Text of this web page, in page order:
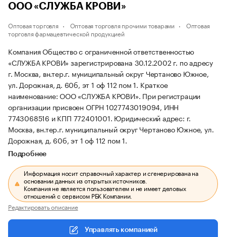
ООО «СЛУЖБА КРОВИ»
Оптовая торговля Оптовая торговля прочими товарами
Оптовая
торговля фармацевтической продукцией
Компания Общество с ограниченной ответственностью
«СЛУЖБА КРОВИ» зарегистрирована 30.12.2002 г. по адресу
г. Москва, вн.тер.г. муниципальный округ Чертаново Южное,
ул. Дорожная, д. 60б, эт 1 оф 112 пом 1. Краткое
наименование: ООО «СЛУЖБА КРОВИ». При регистрации
организации присвоен ОГРН 1027743019094, ИНН
7743068516 и КПП 772401001. Юридический адрес: г.
Москва, вн.тер.г. муниципальный округ Чертаново Южное, ул.
Дорожная, д. 60б, эт 1 оф 112 пом 1.
Подробнее
Информация носит справочный характер и сгенерирована на
основании данных из открытых источников.
Компания не является пользователем и не имеет деловых
отношений с сервисом РБК Компании.
Редактировать описание
Управлять компанией